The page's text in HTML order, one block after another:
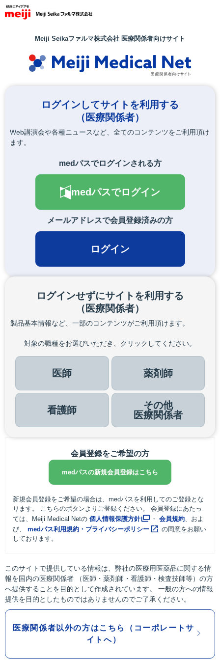
メ
イ
Meiji Seikaファルマ株式会社 医療関係者向けサイト
ログインしてサイトを利用する
（医療関係者）
Web講演会や各種ニュースなど、全てのコンテンツをご利用頂け
ます。
medパスでログインされる方
medパスでログイン
メールアドレスで会員登録済みの方
ログイン
ログインせずにサイトを利用する
（医療関係者）
製品基本情報など、一部のコンテンツがご利用頂けます。
対象の職種をお選びいただき、クリックしてください。
医師 薬剤師
看護師
その他
医療関係者
会員登録をご希望の方
medパスの新規会員登録はこちら
新規会員登録をご希望の場合は、medパスを利用してのご登録とな
ります。 こちらのボタンよりご登録ください。 会員登録にあたっ
ては、Meiji Medical Netの 個人情報保護方針 ・ 会員規約、およ
び、 medパス利用規約・プライバシーポリシー
の同意をお願い
しております。
このサイトで提供している情報は、弊社の医療用医薬品に関する情
報を国内の医療関係者 （医師・薬剤師・看護師・検査技師等）の方
へ提供することを目的として作成されています。 一般の方への情報
提供を目的としたものではありませんのでご了承ください。
医療関係者以外の方はこちら（コーポレートサ
イトへ）